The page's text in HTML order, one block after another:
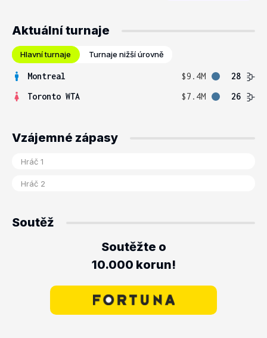
Aktuální turnaje
Hlavní turnaje Turnaje nižší úrovně
Montreal $9.4M
28
Toronto WTA
$7.4M 26
Vzájemné zápasy
Soutěž
Soutěžte o
10.000 korun!